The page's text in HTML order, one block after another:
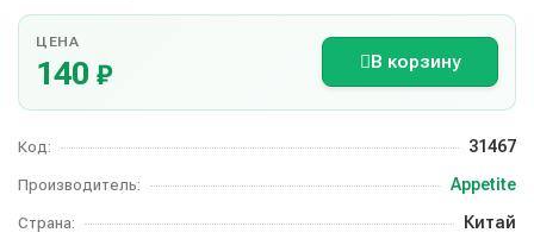
ЦЕНА
140 ₽ В корзину
Код: 31467
Производитель: Appetite
Страна: Китай